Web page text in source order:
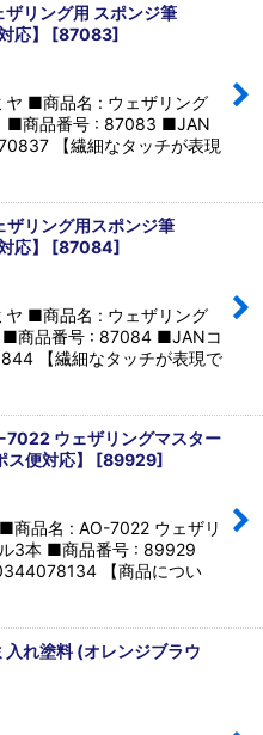
リング用 スポンジ筆
応】
[87083]
■商品名 : ウェザリング
■商品番号 : 87083 ■JAN
【繊細なタッチが表現
リング用スポンジ筆
応】 [87084]
■商品名 : ウェザリング
■商品番号 : 87084 ■JANコ
【繊細なタッチが表現で
ウェザリングマスター
便対応】
[89929]
商品名 : AO-7022 ウェザリ
3本 ■商品番号 : 89929
【商品につい
れ塗料 (オレンジブラウ